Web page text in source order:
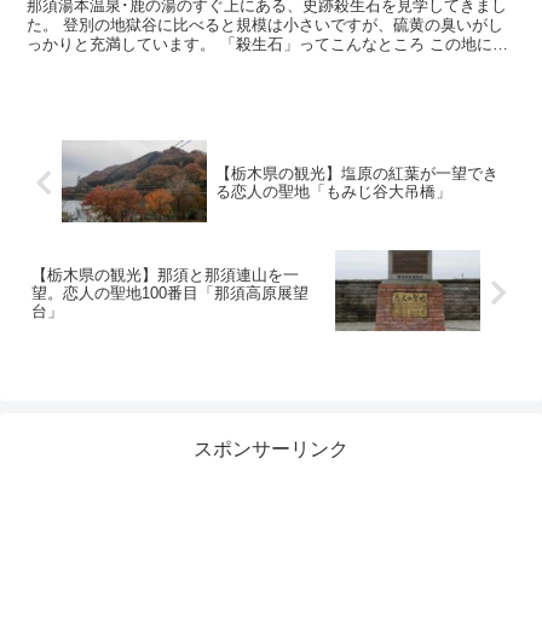
那須湯本温泉･鹿の湯のすぐ上にある、史跡殺生石を見学してきまし
た。 登別の地獄谷に比べると規模は小さいですが、硫黄の臭いがし
っかりと充満しています。 「殺生石」ってこんなところ この地に松
【栃木県の観光】塩原の紅葉が一望でき
る恋人の聖地「もみじ谷大吊橋」
【栃木県の観光】那須と那須連山を一
望。恋人の聖地100番目「那須高原展望
台」
スポンサーリンク